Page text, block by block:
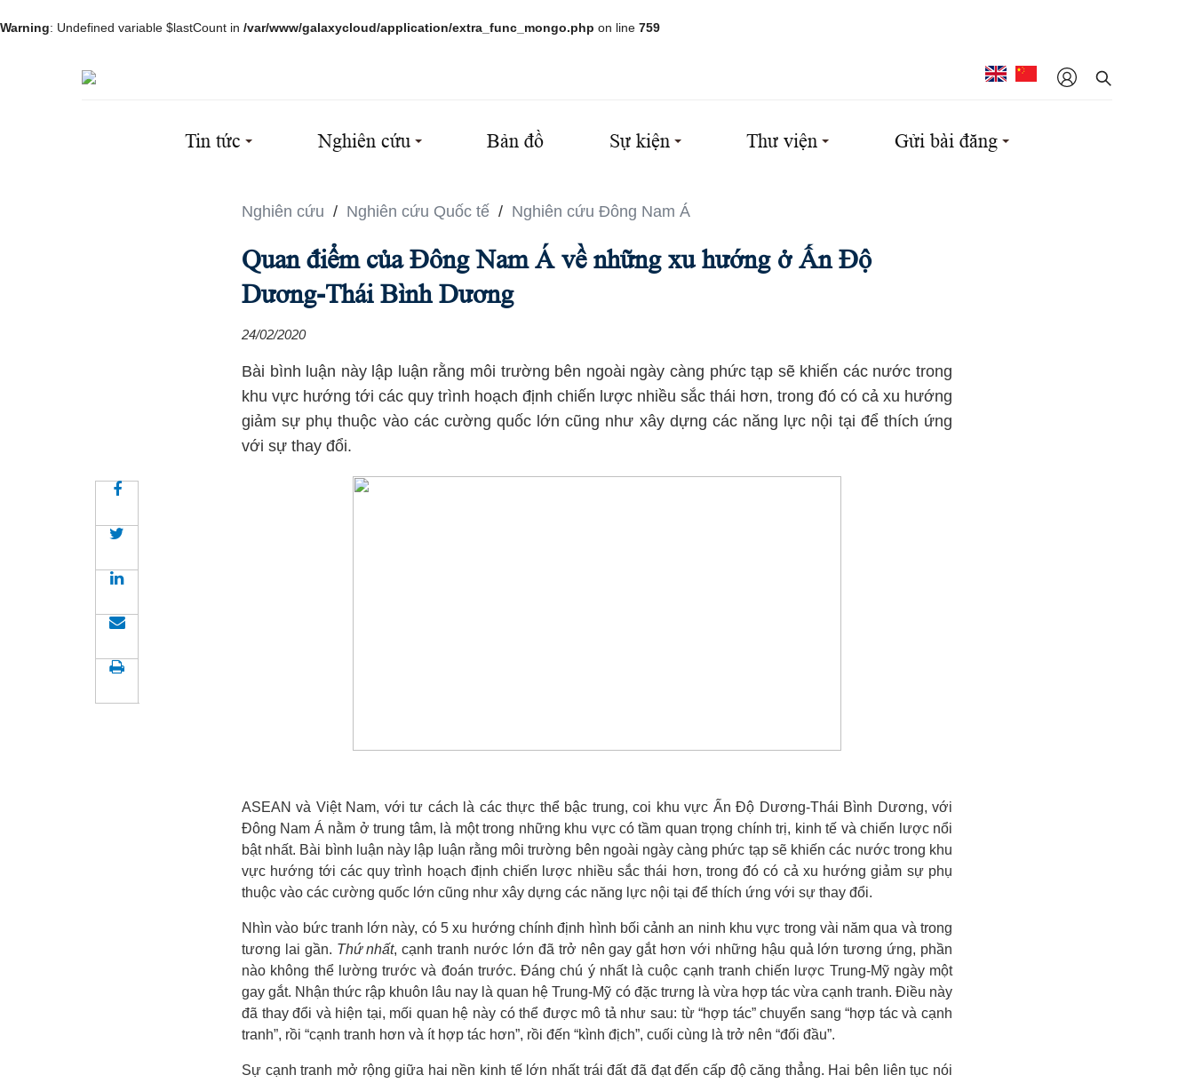
Warning: Undefined variable $lastCount in /var/www/galaxycloud/application/extra_func_mongo.php on line 759
Tin tức Nghiên cứu Bản đồ Sự kiện Thư viện Gửi bài đăng
Nghiên cứu / Nghiên cứu Quốc tế / Nghiên cứu Đông Nam Á
Quan điểm của Đông Nam Á về những xu hướng ở Ấn Độ
Dương-Thái Bình Dương
24/02/2020
Bài bình luận này lập luận rằng môi trường bên ngoài ngày càng phức tạp sẽ khiến các nước trong
khu vực hướng tới các quy trình hoạch định chiến lược nhiều sắc thái hơn, trong đó có cả xu hướng
giảm sự phụ thuộc vào các cường quốc lớn cũng như xây dựng các năng lực nội tại để thích ứng
với sự thay đổi.
ASEAN và Việt Nam, với tư cách là các thực thể bậc trung, coi khu vực Ấn Độ Dương-Thái Bình Dương, với
Đông Nam Á nằm ở trung tâm, là một trong những khu vực có tầm quan trọng chính trị, kinh tế và chiến lược nổi
bật nhất. Bài bình luận này lập luận rằng môi trường bên ngoài ngày càng phức tạp sẽ khiến các nước trong khu
vực hướng tới các quy trình hoạch định chiến lược nhiều sắc thái hơn, trong đó có cả xu hướng giảm sự phụ
thuộc vào các cường quốc lớn cũng như xây dựng các năng lực nội tại để thích ứng với sự thay đổi.
Nhìn vào bức tranh lớn này, có 5 xu hướng chính định hình bối cảnh an ninh khu vực trong vài năm qua và trong
tương lai gần. Thứ nhất, cạnh tranh nước lớn đã trở nên gay gắt hơn với những hậu quả lớn tương ứng, phần
nào không thể lường trước và đoán trước. Đáng chú ý nhất là cuộc cạnh tranh chiến lược Trung-Mỹ ngày một
gay gắt. Nhận thức rập khuôn lâu nay là quan hệ Trung-Mỹ có đặc trưng là vừa hợp tác vừa cạnh tranh. Điều này
đã thay đổi và hiện tại, mối quan hệ này có thể được mô tả như sau: từ “hợp tác” chuyển sang “hợp tác và cạnh
tranh”, rồi “cạnh tranh hơn và ít hợp tác hơn”, rồi đến “kình địch”, cuối cùng là trở nên “đối đầu”.
Sự cạnh tranh mở rộng giữa hai nền kinh tế lớn nhất trái đất đã đạt đến cấp độ căng thẳng. Hai bên liên tục nói